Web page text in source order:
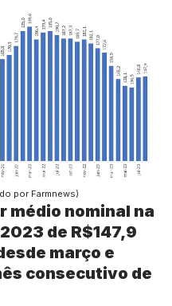
por Farmnews)
médio nominal na
de R$147,9
março e
consecutivo de